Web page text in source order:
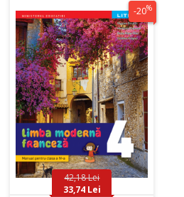
-20%
42,18 Lei
33,74 Lei